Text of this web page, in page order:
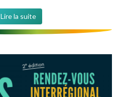
Lire la suite